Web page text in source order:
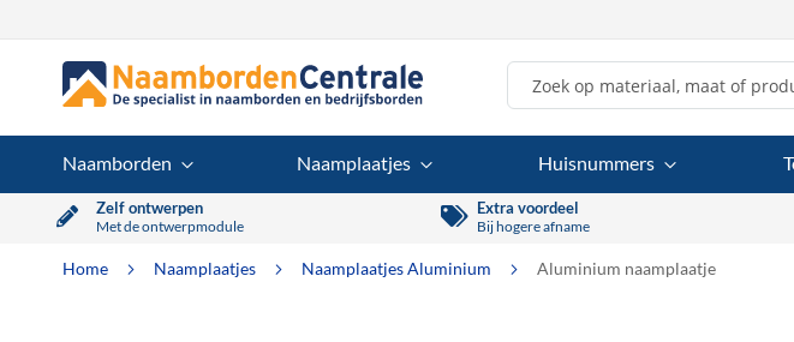
de
inhoud
Naamborden Naamplaatjes Huisnummers
Zelf ontwerpen
Met de ontwerpmodule
Extra voordeel
Bij hogere afname
Home Naamplaatjes Naamplaatjes Aluminium
Aluminium naamplaatje